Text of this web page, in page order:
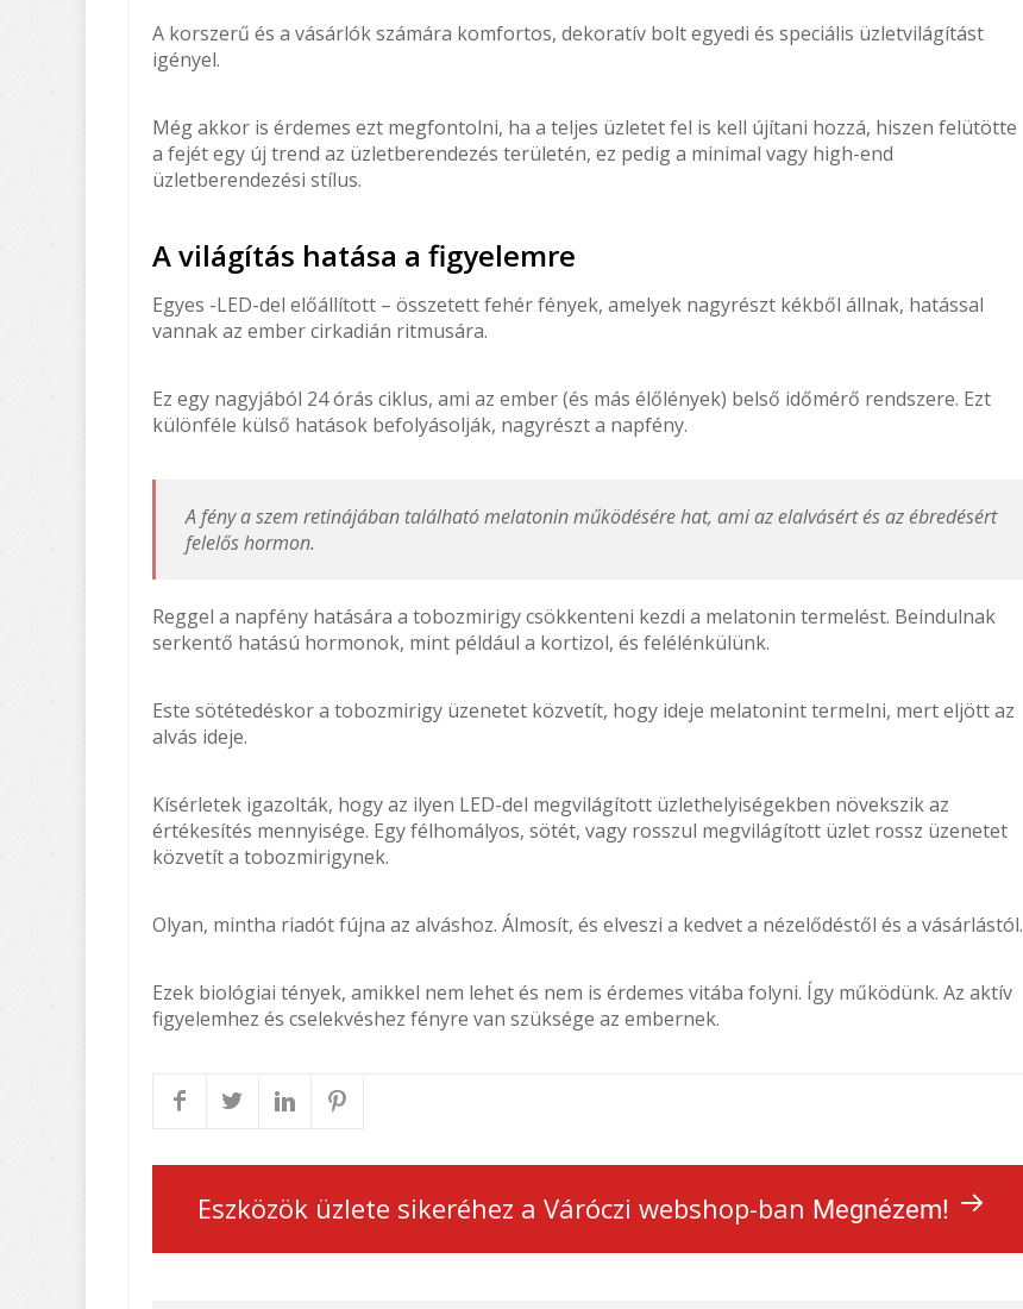
A korszerű és a vásárlók számára komfortos, dekoratív bolt egyedi és speciális üzletvilágítást
igényel.
Még akkor is érdemes ezt megfontolni, ha a teljes üzletet fel is kell újítani hozzá, hiszen felütötte
a fejét egy új trend az üzletberendezés területén, ez pedig a minimal vagy high-end
üzletberendezési stílus.
A világítás hatása a figyelemre
Egyes -LED-del előállított – összetett fehér fények, amelyek nagyrészt kékből állnak, hatással
vannak az ember cirkadián ritmusára.
Ez egy nagyjából 24 órás ciklus, ami az ember (és más élőlények) belső időmérő rendszere. Ezt
különféle külső hatások befolyásolják, nagyrészt a napfény.
A fény a szem retinájában található melatonin működésére hat, ami az elalvásért és az ébredésért
felelős hormon.
Reggel a napfény hatására a tobozmirigy csökkenteni kezdi a melatonin termelést. Beindulnak
serkentő hatású hormonok, mint például a kortizol, és felélénkülünk.
Este sötétedéskor a tobozmirigy üzenetet közvetít, hogy ideje melatonint termelni, mert eljött az
alvás ideje.
Kísérletek igazolták, hogy az ilyen LED-del megvilágított üzlethelyiségekben növekszik az
értékesítés mennyisége. Egy félhomályos, sötét, vagy rosszul megvilágított üzlet rossz üzenetet
közvetít a tobozmirigynek.
Olyan, mintha riadót fújna az alváshoz. Álmosít, és elveszi a kedvet a nézelődéstől és a vásárlástól.
Ezek biológiai tények, amikkel nem lehet és nem is érdemes vitába folyni. Így működünk. Az aktív
figyelemhez és cselekvéshez fényre van szüksége az embernek.
Eszközök üzlete sikeréhez a Váróczi webshop-ban Megnézem!